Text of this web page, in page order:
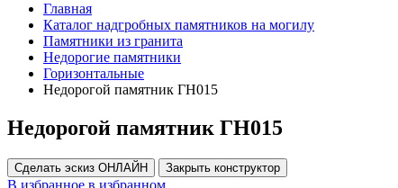
Главная
Каталог надгробных памятников на могилу
Памятники из гранита
Недорогие памятники
Горизонтальные
Недорогой памятник ГН015
Недорогой памятник ГН015
Сделать эскиз ОНЛАЙН Закрыть конструктор